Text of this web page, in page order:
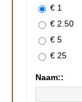
€ 1
€ 2.50
€ 5
€ 25
Naam::